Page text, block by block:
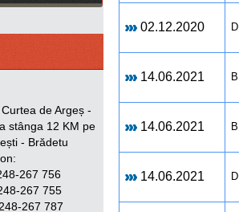
02.12.2020
14.06.2021
14.06.2021
14.06.2021
de Argeș -
stânga 12 KM pe
- Brădetu
267 756
267 755
267 787